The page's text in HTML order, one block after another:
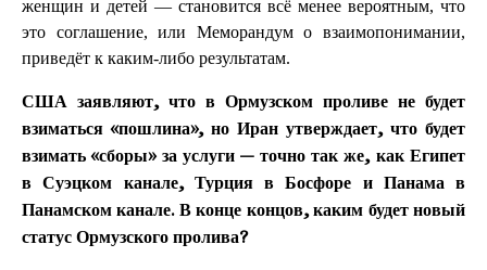
женщин и детей — становится всё менее вероятным, что
это соглашение, или Меморандум о взаимопонимании,
приведёт к каким-либо результатам.
США заявляют, что в Ормузском проливе не будет
взиматься «пошлина», но Иран утверждает, что будет
взимать «сборы» за услуги — точно так же, как Египет
в Суэцком канале, Турция в Босфоре и Панама в
Панамском канале. В конце концов, каким будет новый
статус Ормузского пролива?